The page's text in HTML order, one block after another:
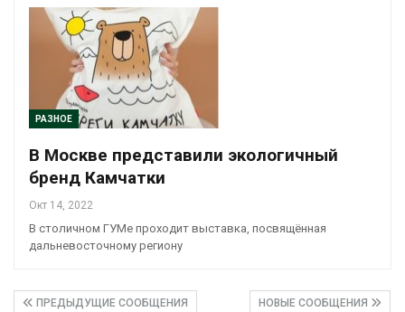
РАЗНОЕ
В Москве представили экологичный
бренд Камчатки
Окт 14, 2022
В столичном ГУМе проходит выставка, посвящённая
дальневосточному региону
ПРЕДЫДУЩИЕ СООБЩЕНИЯ НОВЫЕ СООБЩЕНИЯ